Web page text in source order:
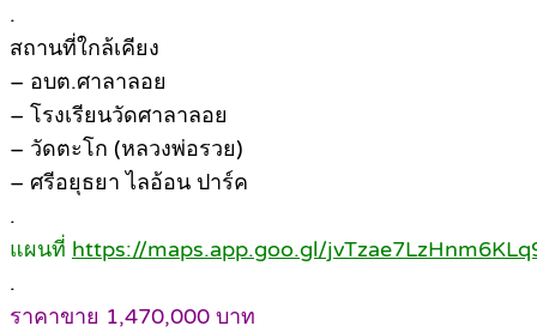
.
สถานที่ใกล้เคียง
– อบต.ศาลาลอย
– โรงเรียนวัดศาลาลอย
– วัดตะโก (หลวงพ่อรวย)
– ศรีอยุธยา ไลอ้อน ปาร์ค
.
แผนที่ https://maps.app.goo.gl/
.
ราคาขาย 1,470,000 บาท